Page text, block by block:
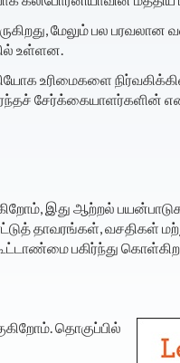
மேலும் பல பரவலான
உள்ளன.
உரிமைகளை
இது ஆற்றல்
தாவரங்கள், வசதிகள்
பகிர்ந்து
தொகுப்பில்